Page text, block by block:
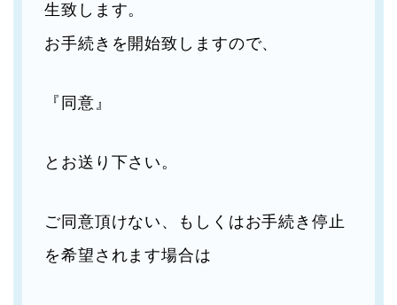
生致します。
お手続きを開始致しますので、
『同意』
とお送り下さい。
ご同意頂けない、もしくはお手続き停止
を希望されます場合は